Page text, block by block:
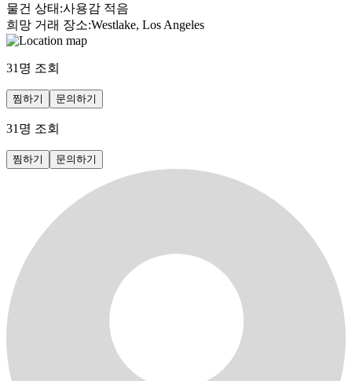
물건 상태 :사용감 적음
희망 거래 장소:Westlake, Los Angeles
31 명 조회
찜하기 문의하기
31 명 조회
찜하기 문의하기